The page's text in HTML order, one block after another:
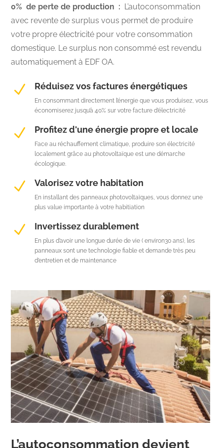
0% de perte de production : L’autoconsommation
avec revente de surplus vous permet de produire
votre propre électricité pour votre consommation
domestique. Le surplus non consommé est revendu
automatiquement à EDF OA.
N Réduisez vos factures énergétiques
En consommant directement l’énergie que vous produisez, vous
économiserez jusqu’à 40% sur votre facture d’électricité
N Profitez d'une énergie propre et locale
Face au réchauffement climatique, produire son électricité
localement grâce au photovoltaïque est une démarche
écologique.
N Valorisez votre habitation
En installant des panneaux photovoltaïques, vous donnez une
plus value importante à votre habitiation
N Invertissez durablement
En plus d’avoir une longue durée de vie ( environ30 ans), les
panneaux sont une technologie fiable et demande très peu
d’entretien et de maintenance
L’autoconsommation devient